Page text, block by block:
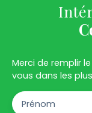
Merci de remplir
vous dans les
Prénom